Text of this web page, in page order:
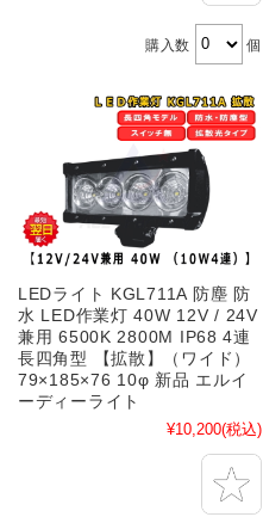
購入数 個
LEDライト KGL711A 防塵 防
水 LED作業灯 40W 12V / 24V
兼用 6500K 2800M IP68 4連
長四角型 【拡散】（ワイド）
79×185×76 10φ 新品 エルイ
ーディーライト
¥10,200(税込)